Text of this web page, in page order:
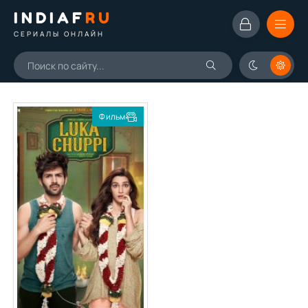
INDIAFRU
СЕРИАЛЫ ОНЛАЙН
Фильм